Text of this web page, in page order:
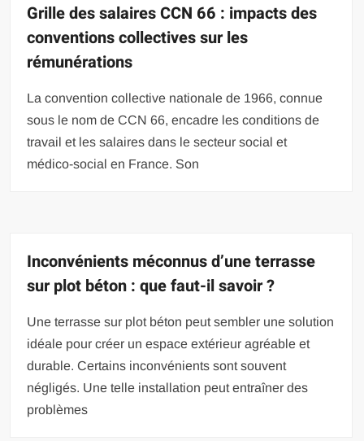
Grille des salaires CCN 66 : impacts des
conventions collectives sur les
rémunérations
La convention collective nationale de 1966, connue
sous le nom de CCN 66, encadre les conditions de
travail et les salaires dans le secteur social et
médico-social en France. Son
Inconvénients méconnus d’une terrasse
sur plot béton : que faut-il savoir ?
Une terrasse sur plot béton peut sembler une solution
idéale pour créer un espace extérieur agréable et
durable. Certains inconvénients sont souvent
négligés. Une telle installation peut entraîner des
problèmes